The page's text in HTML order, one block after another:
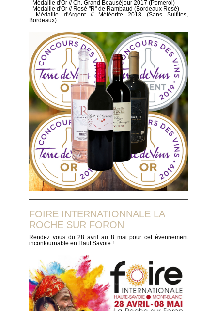
- Médaille d'Or // Ch. Grand Beauséjour 2017 (Pomerol)
- Médaille d'Or // Rosé "R" de Rambaud (Bordeaux Rosé)
- Médaille d'Argent // Météorite 2018 (Sans Sulfites,
Bordeaux)
FOIRE INTERNATIONNALE LA
ROCHE SUR FORON
Rendez vous du 28 avril au 8 mai pour cet évennement
incontournable en Haut Savoie !